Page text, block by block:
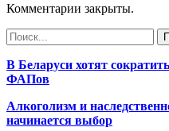
Комментарии закрыты.
В Беларуси хотят
ФАПов
Алкоголизм и
начинается выбор